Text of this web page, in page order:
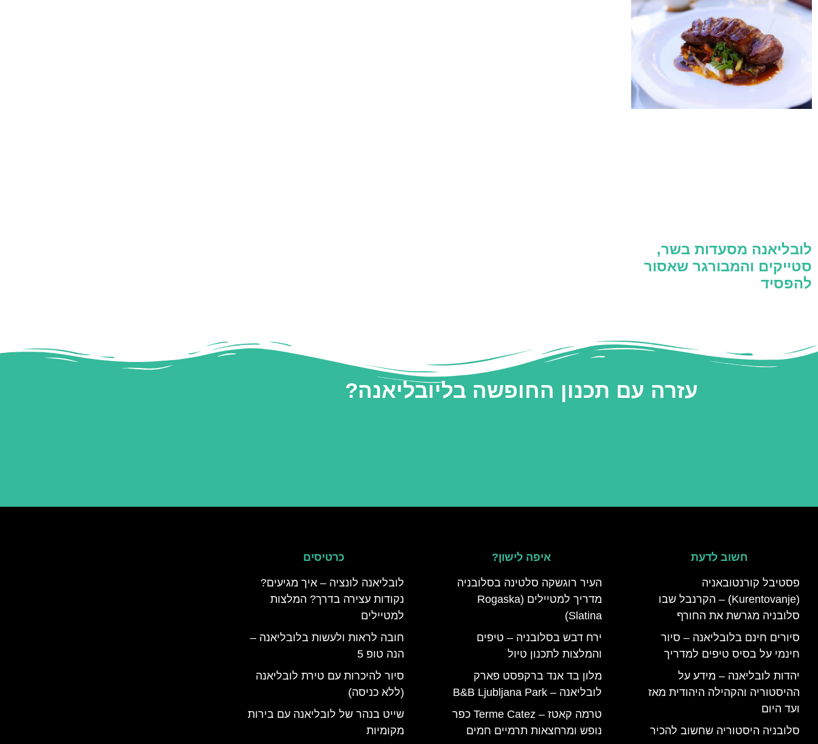
לובליאנה מסעדות בשר,
סטייקים והמבורגר שאסור
להפסיד
עזרה עם תכנון החופשה בליובליאנה?
חשוב לדעת
פסטיבל קורנטובאניה
(Kurentovanje) – הקרנבל שבו
סלובניה מגרשת את החורף
סיורים חינם בלובליאנה – סיור
חינמי על בסיס טיפים למדריך
יהדות לובליאנה – מידע על
ההיסטוריה והקהילה היהודית מאז
ועד היום
סלובניה היסטוריה שחשוב להכיר
איפה לישון?
העיר רוגשקה סלטינה בסלובניה
מדריך למטיילים (Rogaska
Slatina)
ירח דבש בסלובניה – טיפים
והמלצות לתכנון טיול
מלון בד אנד ברקפסט פארק
לובליאנה – B&B Ljubljana Park
טרמה קאטז – Terme Catez כפר
נופש ומרחצאות תרמיים חמים
כרטיסים
לובליאנה לונציה – איך מגיעים?
נקודות עצירה בדרך? המלצות
למטיילים
חובה לראות ולעשות בלובליאנה –
הנה טופ 5
סיור להיכרות עם טירת לובליאנה
(ללא כניסה)
שייט בנהר של לובליאנה עם בירות
מקומיות